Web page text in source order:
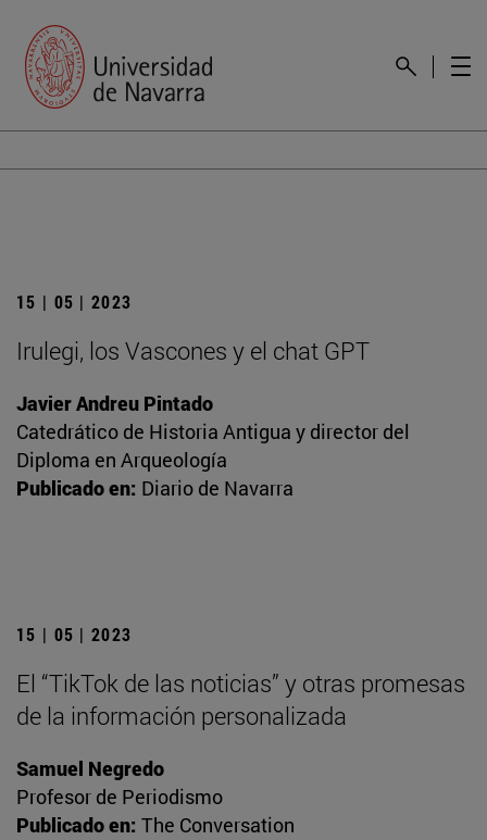
15 | 05 | 2023
Irulegi, los Vascones y el chat GPT
Javier Andreu Pintado
Catedrático de Historia Antigua y director del
Diploma en Arqueología
Publicado en: Diario de Navarra
15 | 05 | 2023
El “TikTok de las noticias” y otras promesas
de la información personalizada
Samuel Negredo
Profesor de Periodismo
Publicado en: The Conversation